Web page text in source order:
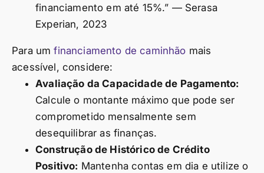
financiamento em até 15%.” — Serasa
Experian, 2023
Para umfinanciamento de caminhão mais
acessível, considere:
Avaliação da Capacidade de Pagamento:
Calcule o montante máximo que pode ser
comprometido mensalmente sem
desequilibrar as finanças.
Construção de Histórico de Crédito
Positivo: Mantenha contas em dia e utilize o